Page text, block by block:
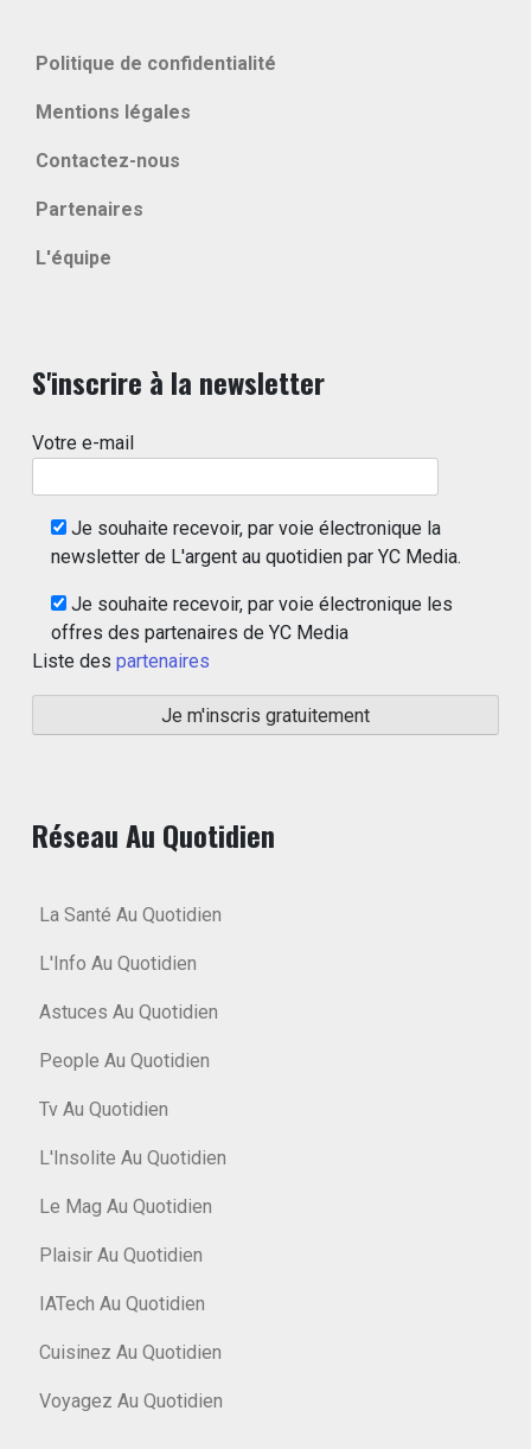
Politique de confidentialité
Mentions légales
Contactez-nous
Partenaires
L'équipe
S'inscrire à la newsletter
Votre e-mail
Je souhaite recevoir, par voie électronique la
newsletter de L'argent au quotidien par YC Media.
Je souhaite recevoir, par voie électronique les
offres des partenaires de YC Media
Liste des partenaires
Réseau Au Quotidien
La Santé Au Quotidien
L'Info Au Quotidien
Astuces Au Quotidien
People Au Quotidien
Tv Au Quotidien
L'Insolite Au Quotidien
Le Mag Au Quotidien
Plaisir Au Quotidien
IATech Au Quotidien
Cuisinez Au Quotidien
Voyagez Au Quotidien